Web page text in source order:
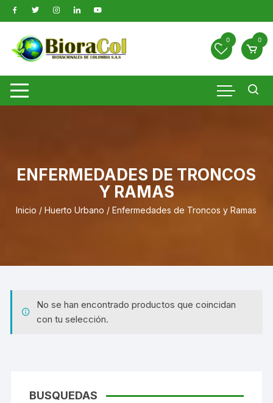
Saltar
al
contenido
0 0
ENFERMEDADES DE TRONCOS
Y RAMAS
Inicio /Huerto Urbano / Enfermedades de Troncos y Ramas
No se han encontrado productos que coincidan
con tu selección.
BUSQUEDAS